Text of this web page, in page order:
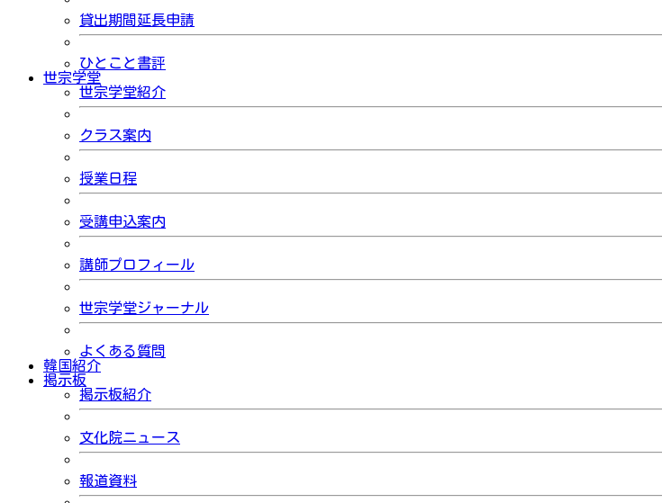
貸出期間延長申請
ひとこと書評
世宗学堂
世宗学堂紹介
クラス案内
授業日程
受講申込案内
講師プロフィール
世宗学堂ジャーナル
よくある質問
韓国紹介
掲示板
掲示板紹介
文化院ニュース
報道資料